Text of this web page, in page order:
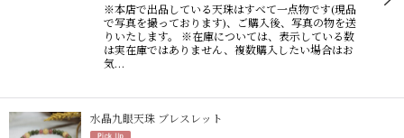
※本店で出品している天珠はすべて一点物です(現品
で写真を撮っております)、ご購入後、写真の物を送
りいたします。 ※在庫については、表示している数
は実在庫ではありません、複数購入したい場合はお
気…
水晶九眼天珠 ブレスレット